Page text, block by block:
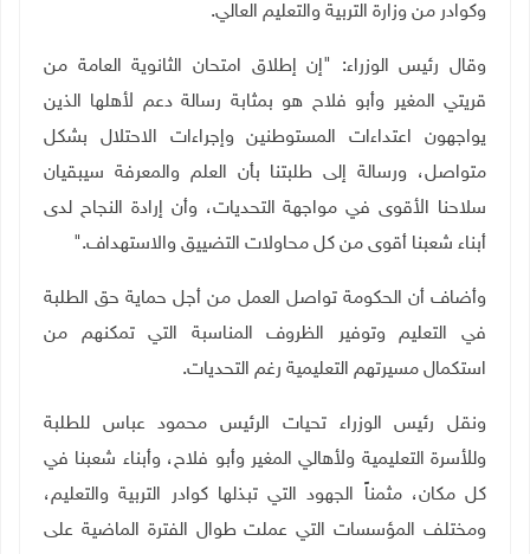
وكوادر من وزارة التربية والتعليم العالي.
وقال رئيس الوزراء: "إن إطلاق امتحان الثانوية العامة من
قريتي المغير وأبو فلاح هو بمثابة رسالة دعم لأهلها الذين
يواجهون اعتداءات المستوطنين وإجراءات الاحتلال بشكل
متواصل، ورسالة إلى طلبتنا بأن العلم والمعرفة سيبقيان
سلاحنا الأقوى في مواجهة التحديات، وأن إرادة النجاح لدى
أبناء شعبنا أقوى من كل محاولات التضييق والاستهداف".
وأضاف أن الحكومة تواصل العمل من أجل حماية حق الطلبة
في التعليم وتوفير الظروف المناسبة التي تمكنهم من
استكمال مسيرتهم التعليمية رغم التحديات.
ونقل رئيس الوزراء تحيات الرئيس محمود عباس للطلبة
وللأسرة التعليمية ولأهالي المغير وأبو فلاح، وأبناء شعبنا في
كل مكان، مثمناً الجهود التي تبذلها كوادر التربية والتعليم،
ومختلف المؤسسات التي عملت طوال الفترة الماضية على